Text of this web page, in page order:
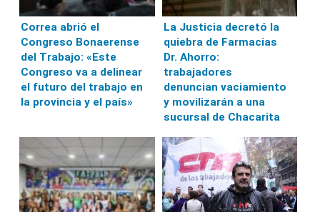
Correa abrió el
Congreso Bonaerense
del Trabajo: «Este
Congreso va a delinear
el futuro del trabajo en
la provincia y el país»
La Justicia decretó la
quiebra de Farmacias
Dr. Ahorro:
trabajadores
denuncian vaciamiento
y movilizarán a una
sucursal de Chacarita